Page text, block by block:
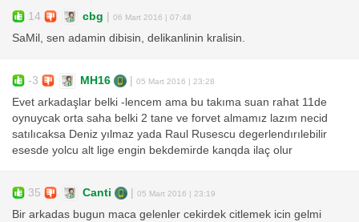
14 cbg 06 Mart 2016 | 07:48
SaMil, sen adamin dibisin, delikanlinin kralisin.
-3 MH16 05 Mart 2016 | 23:28
Evet arkadaşlar belki -lencem ama bu takıma suan rahat 11de
oynuycak orta saha belki 2 tane ve forvet almamız lazım necid
satılıcaksa Deniz yılmaz yada Raul Rusescu degerlendırılebilir
esesde yolcu alt lige engin bekdemirde kanqda ilaç olur
35 Canti 05 Mart 2016 | 23:19
Bir arkadas bugun maca gelenler cekirdek citlemek icin gelmi